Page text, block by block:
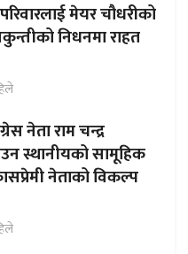
मेयर चौधरीको
निधनमा राहत
नेता राम चन्द्र
स्थानीयको सामूहिक
नेताको विकल्प